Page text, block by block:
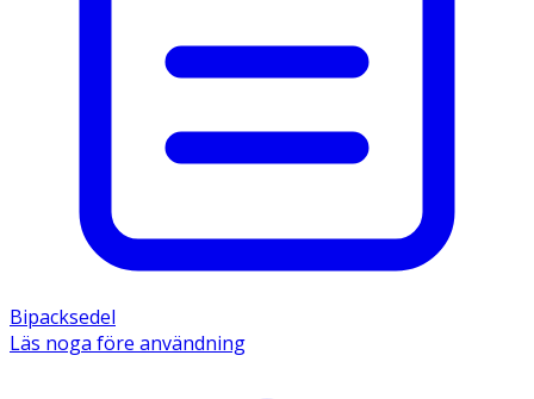
Bipacksedel
Läs noga före användning